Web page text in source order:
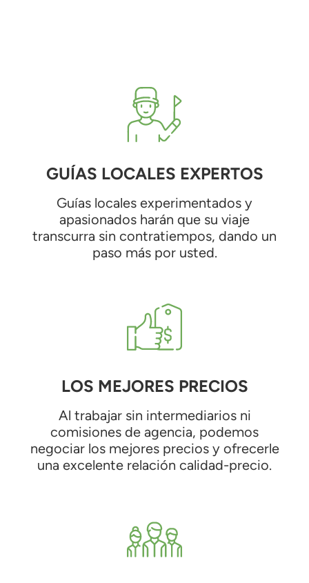
GUÍAS LOCALES EXPERTOS
Guías locales experimentados y
apasionados harán que su viaje
transcurra sin contratiempos, dando un
paso más por usted.
LOS MEJORES PRECIOS
Al trabajar sin intermediarios ni
comisiones de agencia, podemos
negociar los mejores precios y ofrecerle
una excelente relación calidad-precio.